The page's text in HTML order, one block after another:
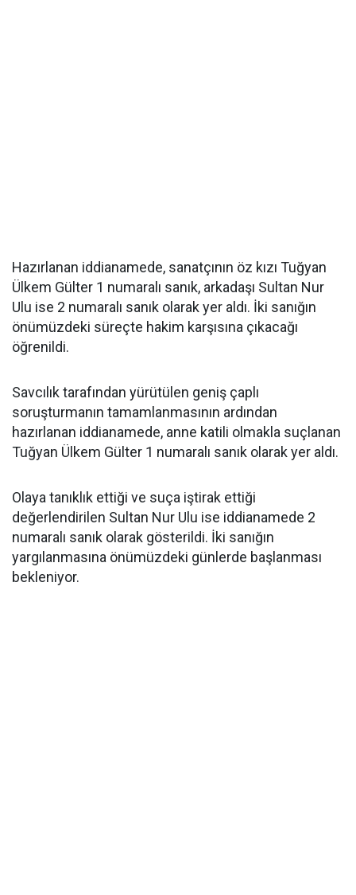
Hazırlanan iddianamede, sanatçının öz kızı Tuğyan
Ülkem Gülter 1 numaralı sanık, arkadaşı Sultan Nur
Ulu ise 2 numaralı sanık olarak yer aldı. İki sanığın
önümüzdeki süreçte hakim karşısına çıkacağı
öğrenildi.
Savcılık tarafından yürütülen geniş çaplı
soruşturmanın tamamlanmasının ardından
hazırlanan iddianamede, anne katili olmakla suçlanan
Tuğyan Ülkem Gülter 1 numaralı sanık olarak yer aldı.
Olaya tanıklık ettiği ve suça iştirak ettiği
değerlendirilen Sultan Nur Ulu ise iddianamede 2
numaralı sanık olarak gösterildi. İki sanığın
yargılanmasına önümüzdeki günlerde başlanması
bekleniyor.